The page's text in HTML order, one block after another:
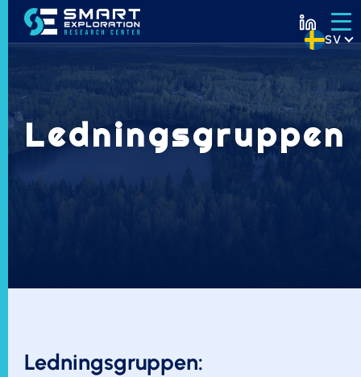
SV
Ledningsgruppen
Ledningsgruppen: